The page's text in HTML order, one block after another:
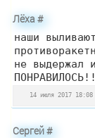
Лёха#
наши
не выдержал
14 июля 2017 18:08
Сергей#